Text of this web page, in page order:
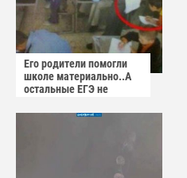
Его родители помогли
школе материально..А
остальные ЕГЭ не